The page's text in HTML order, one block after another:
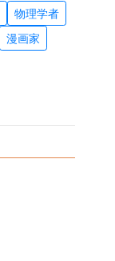
物理学者
漫画家